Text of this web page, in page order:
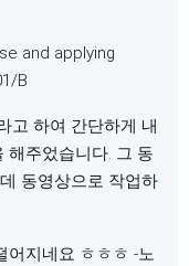
and applying
B
고 하여 간단하게 내
해주었습니다. 그 동
동영상으로 작업하
어지네요 ㅎㅎㅎ -노